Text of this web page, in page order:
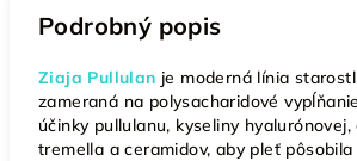
Podrobný popis
Ziaja Pullulan je moderná línia
zameraná na polysacharidové
účinky pullulanu, kyseliny
tremella a ceramidov, aby pleť